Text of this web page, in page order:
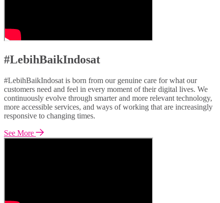
#LebihBaikIndosat
#LebihBaikIndosat is born from our genuine care for what our
customers need and feel in every moment of their digital lives. We
continuously evolve through smarter and more relevant technology,
more accessible services, and ways of working that are increasingly
responsive to changing times.
See More